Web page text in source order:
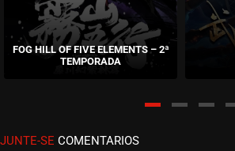
EPISÓDIO 541-542
novembro 10, 2025
FOG HILL OF FIVE ELEMENTS – 2ª
TEMPORADA
JUNTE-SE COMENTARIOS